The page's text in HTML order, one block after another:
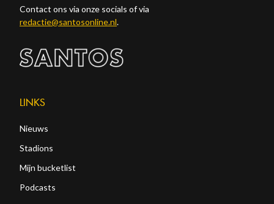
Contact ons via onze socials of via
redactie@santosonline.nl.
LINKS
Nieuws
Stadions
Mijn bucketlist
Podcasts